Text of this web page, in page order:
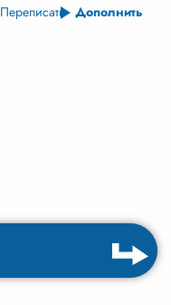
Переписать Дополнить